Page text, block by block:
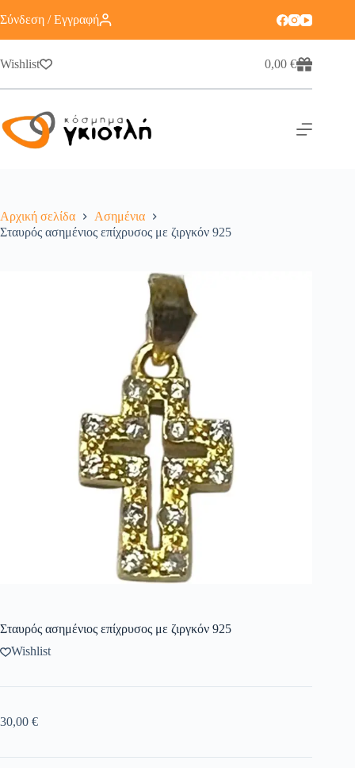
Σύνδεση / Εγγραφή
Wishlist 0,00€
Αρχική σελίδα
Ασημένια
Σταυρός ασημένιος επίχρυσος με ζιργκόν 925
Σταυρός ασημένιος επίχρυσος με ζιργκόν 925
Wishlist
30,00 €